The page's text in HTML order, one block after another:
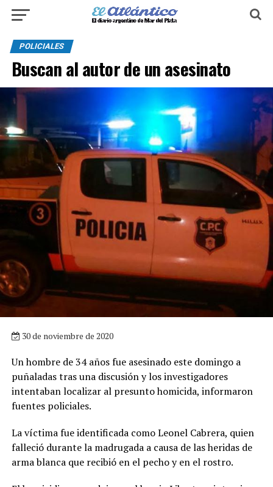
POLICIALES
Buscan al autor de un asesinato
30 de noviembre de 2020
Un hombre de 34 años fue asesinado este domingo a
puñaladas tras una discusión y los investigadores
intentaban localizar al presunto homicida, informaron
fuentes policiales.
La víctima fue identificada como Leonel Cabrera, quien
falleció durante la madrugada a causa de las heridas de
arma blanca que recibió en el pecho y en el rostro.